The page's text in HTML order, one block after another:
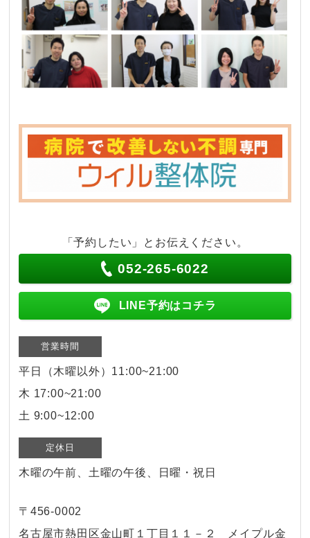
「予約したい」とお伝えください。
052-265-6022
LINE予約はコチラ
営業時間
平日（木曜以外）11:00~21:00
木 17:00~21:00
土 9:00~12:00
定休日
木曜の午前、土曜の午後、日曜・祝日
〒456-0002
名古屋市熱田区金山町１丁目１１－２ メイプル金